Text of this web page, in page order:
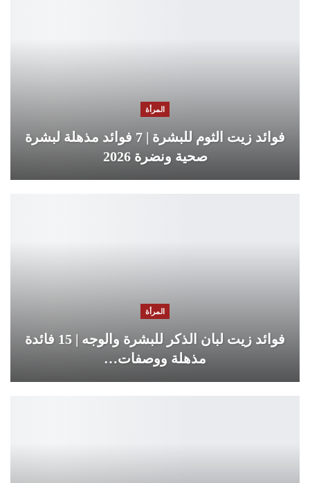
المرأة
فوائد زيت الثوم للبشرة | 7 فوائد مذهلة لبشرة
صحية ونضرة 2026
المرأة
فوائد زيت لبان الذكر للبشرة والوجه | 15 فائدة
مذهلة ووصفات…